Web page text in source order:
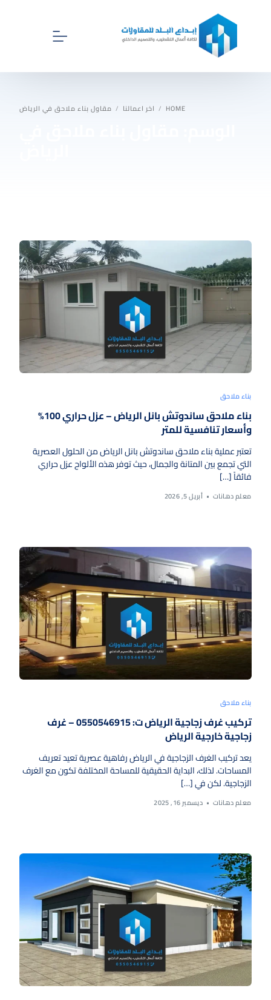
HOME اخر اعمالنا مقاول بناء ملاحق في الرياض
بناء ملاحق
بناء ملاحق ساندوتش بانل الرياض – عزل حراري 100%
وأسعار تنافسية للمتر
تعتبر عملية بناء ملاحق ساندوتش بانل الرياض من الحلول العصرية
التي تجمع بين المتانة والجمال، حيث توفر هذه الألواح عزل حراري
فائقاً […]
معلم دهانات أبريل 5, 2026
بناء ملاحق
تركيب غرف زجاجية الرياض ت: 0550546915 – غرف
زجاجية خارجية الرياض
يعد تركيب الغرف الزجاجية في الرياض رفاهية عصرية تعيد تعريف
المساحات. لذلك، البداية الحقيقية للمساحة المختلفة تكون مع الغرف
الزجاجية. لكن في […]
معلم دهانات ديسمبر 16, 2025